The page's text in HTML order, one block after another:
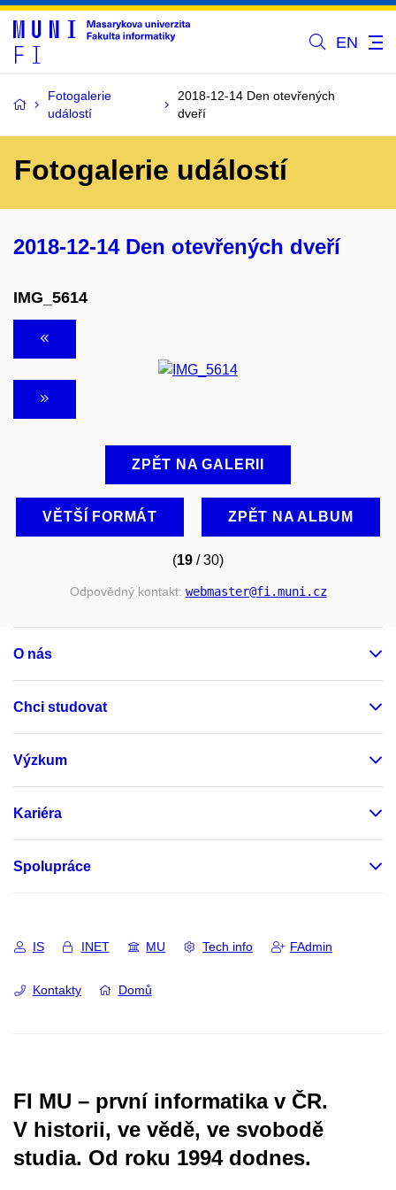
EN
Fotogalerie
událostí
2018-12-14 Den otevřených
dveří
Fotogalerie událostí
2018-12-14 Den otevřených dveří
IMG_5614
ZPĚT NA GALERII
VĚTŠÍ FORMÁT ZPĚT NA ALBUM
(19 / 30)
Odpovědný kontakt: webmaster@fi.muni.cz
O nás
Chci studovat
Výzkum
Kariéra
Spolupráce
IS INET MU Tech info FAdmin
Kontakty Domů
FI MU – první informatika v ČR.
V historii, ve vědě, ve svobodě
studia. Od roku 1994 dodnes.